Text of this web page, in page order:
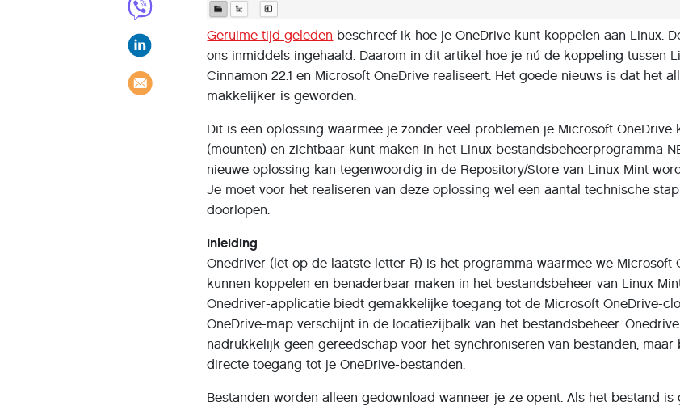
Geruime tijd geleden beschreef ik hoe je OneDrive kunt koppelen aan Linux.
ons inmiddels ingehaald. Daarom in dit artikel hoe je nú de koppeling tussen
Cinnamon 22.1 en Microsoft OneDrive realiseert. Het goede nieuws is dat het
makkelijker is geworden.
Dit is een oplossing waarmee je zonder veel problemen je Microsoft OneDrive
(mounten) en zichtbaar kunt maken in het Linux bestandsbeheerprogramma
nieuwe oplossing kan tegenwoordig in de Repository/Store van Linux Mint
Je moet voor het realiseren van deze oplossing wel een aantal technische
doorlopen.
Inleiding
Onedriver (let op de laatste letter R) is het programma waarmee we Microsoft
kunnen koppelen en benaderbaar maken in het bestandsbeheer van Linux
Onedriver-applicatie biedt gemakkelijke toegang tot de Microsoft OneDrive-
OneDrive-map verschijnt in de locatiezijbalk van het bestandsbeheer.
nadrukkelijk geen gereedschap voor het synchroniseren van bestanden, maar
directe toegang tot je OneDrive-bestanden.
Bestanden worden alleen gedownload wanneer je ze opent. Als het bestand is